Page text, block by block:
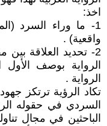
اخذ:
1- ما وراء السرد
واقعية) .
2- تحديد العلاقة
الرواية بوصف
الرواية .
تكاد الرؤية ترتكز
الباحثين في مجال